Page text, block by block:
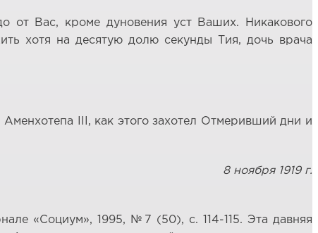
от Вас, кроме дуновения уст Ваших. Никакового
хотя на десятую долю секунды Тия, дочь врача
III, как этого захотел Отмеривший дни и
8 ноября 1919 г.
«Социум», 1995, №7 (50), с. 114-115. Эта давняя